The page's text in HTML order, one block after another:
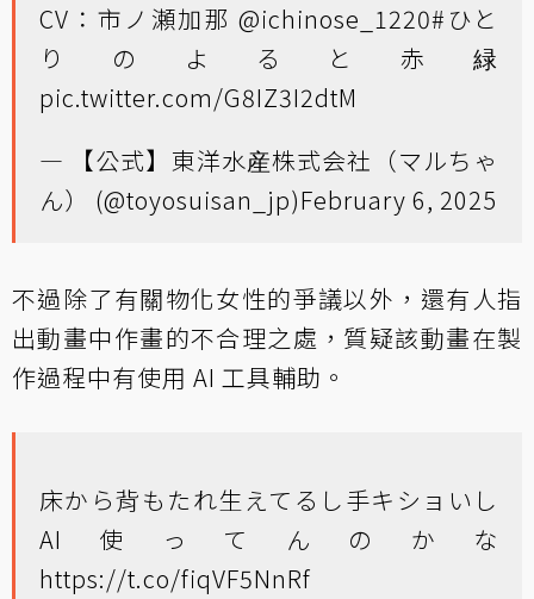
CV：市ノ瀬加那@ichinose_1220#ひと
りのよると赤緑
pic.twitter.com/G8IZ3I2dtM
— 【公式】東洋水産株式会社（マルちゃ
ん） (@toyosuisan_jp)February 6, 2025
不過除了有關物化女性的爭議以外，還有人指
出動畫中作畫的不合理之處，質疑該動畫在製
作過程中有使用 AI 工具輔助。
床から背もたれ生えてるし手キショいし
AI使ってんのかな
https://t.co/fiqVF5NnRf